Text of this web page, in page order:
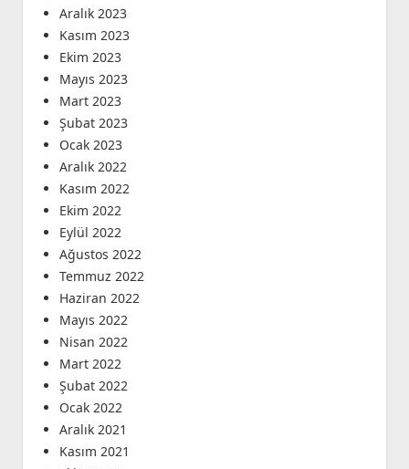
Aralık 2023
Kasım 2023
Ekim 2023
Mayıs 2023
Mart 2023
Şubat 2023
Ocak 2023
Aralık 2022
Kasım 2022
Ekim 2022
Eylül 2022
Ağustos 2022
Temmuz 2022
Haziran 2022
Mayıs 2022
Nisan 2022
Mart 2022
Şubat 2022
Ocak 2022
Aralık 2021
Kasım 2021